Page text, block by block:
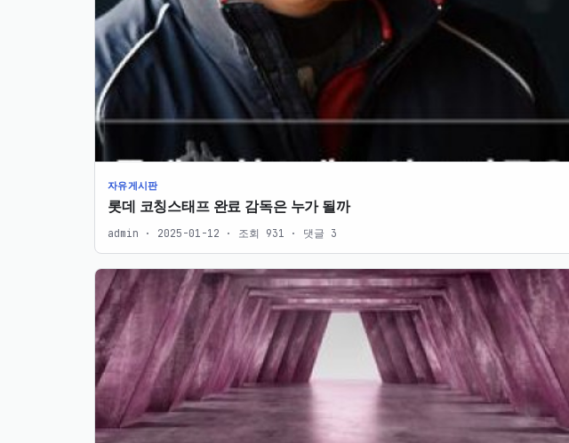
자유게시판
롯데 코칭스태프 완료 감독은 누가 될까
admin · 2025-01-12 · 조회 931 · 댓글 3